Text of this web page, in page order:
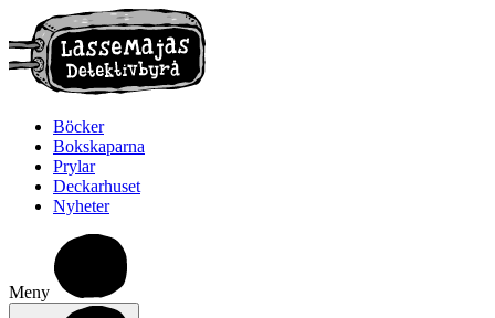
Böcker
Bokskaparna
Prylar
Deckarhuset
Nyheter
Meny